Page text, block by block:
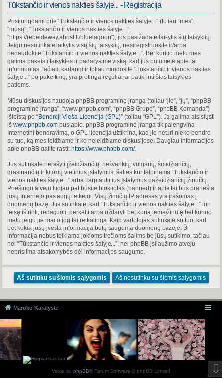
Tūkstančio ir vienos nakties šalyje... - Registracija
Prisijungdami prie “Tūkstančio ir vienos nakties šalyje...” (toliau “mes”,
“mūsų”, “Tūkstančio ir vienos nakties šalyje...”,
“https://rebeldeway.ahost.lt/bluelagoon”), jūs pasižadate laikytis šių taisyklių.
Jeigu nesutinkate laikytis visų šių taisyklių, nesiregistruokite ir/arba
nenaudokite “Tūkstančio ir vienos nakties šalyje...”. Bet kuriuo metu mes
galima pakeisti taisykles ir padarysime viską, kad jūs būtumėte apie tai
informuotas, tačiau, kadangi ir toliau naudosite “Tūkstančio ir vienos nakties
šalyje...” po pakeitimų, yra protinga reguliariai patikrinti šias taisykles
patiems.
Mūsų diskusijos naudoja phpBB programinę įrangą (toliau “jie”, “jų”, “phpBB
programinė įranga”, “www.phpbb.com”, “phpBB Grupė”, “phpBB Komanda”)
išleistą po “Bendroji Vieša Licencija (GPL)” (toliau “GPL”). Ją galima atsisiųsti
iš www.phpbb.com puslapio. phpBB programinė įranga tik palengvina
Internetinį bendravimą, o GPL licencija užtikrina, kad jie neturi nieko bendro
su tuo, ką mes leidžiame ir ko neleidžiame diskusijose. Daugiau informacijos
apie phpBB galite rasti: https://www.phpbb.com/.
Jūs sutinkate nerašyti įžeidžiančių, nešvankių, vulgarių, šmeižiančių,
grasinančių ir kitokių vietinius įstatymus, šalies kur talpinama “Tūkstančio ir
vienos nakties šalyje...” arba Tarptautinius Įstatymus pažeidžiančių žinučių.
Priešingu atveju tuojau pat būsite blokuotas (banned) ir apie tai bus pranešta
jūsų Interneto paslaugų teikėjui. Visų žinučių IP adresas yra įrašomas į
duomenų bazę. Jūs sutinkate, kad “Tūkstančio ir vienos nakties šalyje...” turi
teisę ištrinti, redaguoti, perkelti arba uždaryti bet kurią temą/žinutę bet kuriuo
metu jeigu jie mano jog tai reikalinga. Kaip vartotojas sutinkate su tuo, kad
bet kokia jūsų įvesta informacija būtų saugoma duomenų bazėje. Ši
informacija nebus teikiama jokioms trečioms šalims be jūsų sutikimo, tačiau
nei “Tūkstančio ir vienos nakties šalyje...”, nei phpBB įsilaužimo atveju
neprisiima atsakomybės dėl informacijos saugumo.
Maroko Karalystė
Veikia su phpBB® Forum Software © phpBB Limited ⇩